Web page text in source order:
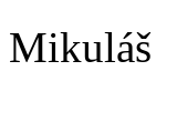
Mikuláš